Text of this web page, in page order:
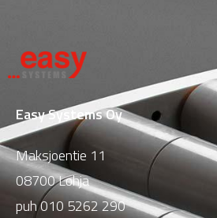
Easy Systems Oy
Maksjoentie 11
08700 Lohja
puh010 5262 290